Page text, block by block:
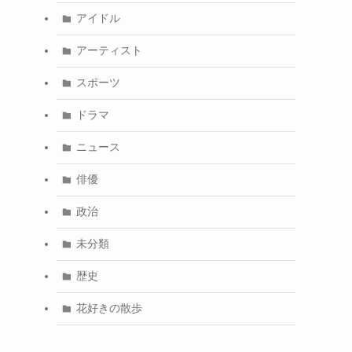
アイドル
アーティスト
スポーツ
ドラマ
ニュース
俳優
政治
未分類
歴史
花好きの散歩